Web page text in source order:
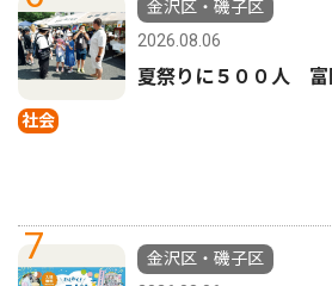
社会
金沢区・磯子区
2026.08.06
夏祭りに５００人 富
7
金沢区・磯子区